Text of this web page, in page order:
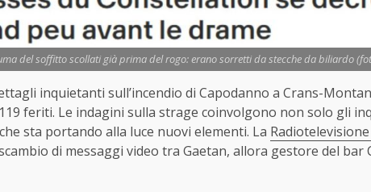
del soffitto scollati già prima del rogo: erano sorretti da stecche da biliardo
inquietanti sull’incendio di Capodanno a Crans-
feriti. Le indagini sulla strage coinvolgono non solo gli
sta portando alla luce nuovi elementi. La
di messaggi video tra Gaetan, allora gestore del bar